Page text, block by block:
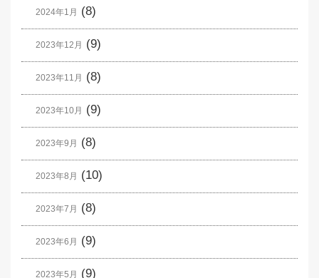
2024年1月 (8)
2023年12月 (9)
2023年11月 (8)
2023年10月 (9)
2023年9月 (8)
2023年8月 (10)
2023年7月 (8)
2023年6月 (9)
2023年5月 (9)